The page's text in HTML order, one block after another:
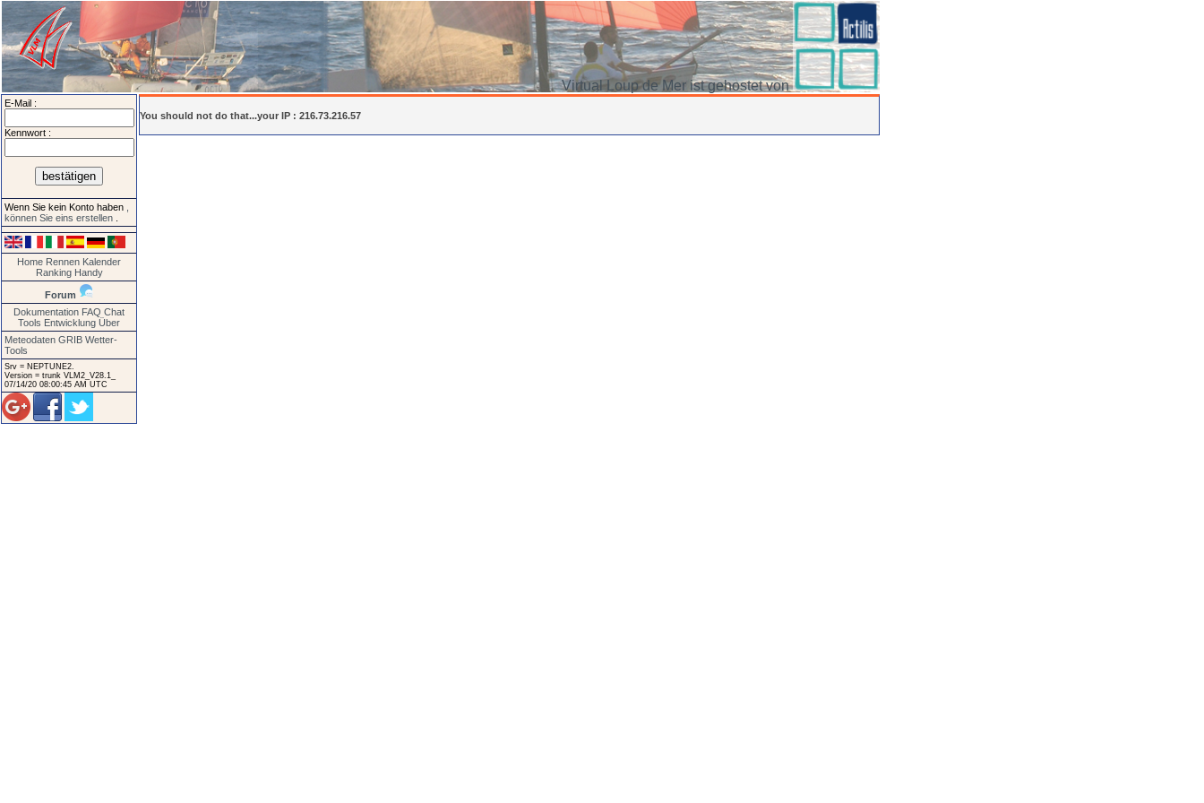
Virtual Loup de Mer ist gehostet von
E-Mail :
Kennwort :
Wenn Sie kein Konto haben
können Sie eins erstellen
Home Rennen Kalender
Ranking Handy
Forum
Dokumentation FAQ Chat
Tools Entwicklung Über
Meteodaten GRIB Wetter-
Tools
Srv = NEPTUNE2.
Version = trunk VLM2_V28.1_
07/14/20 08:00:45 AM UTC
You should not do that...your IP : 216.73.216.57